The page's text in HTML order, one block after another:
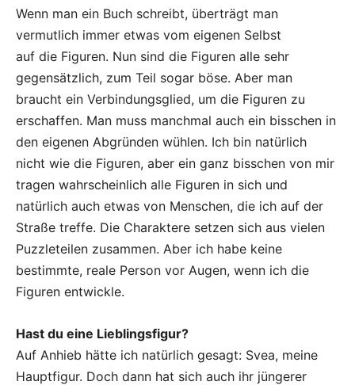
Wenn man ein Buch schreibt, überträgt man
vermutlich immer etwas vom eigenen Selbst
auf die Figuren. Nun sind die Figuren alle sehr
gegensätzlich, zum Teil sogar böse. Aber man
braucht ein Verbindungsglied, um die Figuren zu
erschaffen. Man muss manchmal auch ein bisschen in
den eigenen Abgründen wühlen. Ich bin natürlich
nicht wie die Figuren, aber ein ganz bisschen von mir
tragen wahrscheinlich alle Figuren in sich und
natürlich auch etwas von Menschen, die ich auf der
Straße treffe. Die Charaktere setzen sich aus vielen
Puzzleteilen zusammen. Aber ich habe keine
bestimmte, reale Person vor Augen, wenn ich die
Figuren entwickle.
Hast du eine Lieblingsfigur?
Auf Anhieb hätte ich natürlich gesagt: Svea, meine
Hauptfigur. Doch dann hat sich auch ihr jüngerer